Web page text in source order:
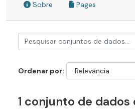
Sobre Pages
Ordenar por
1 conjunto de